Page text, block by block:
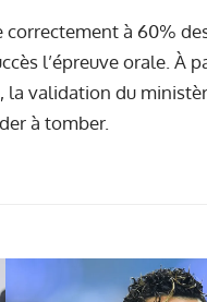
à 60%
l’épreuve orale. À
validation du
à tomber.